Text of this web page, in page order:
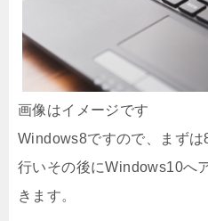
画像はイメージです
Windows8ですので、まず
行いその後にWindows10へ
きます。